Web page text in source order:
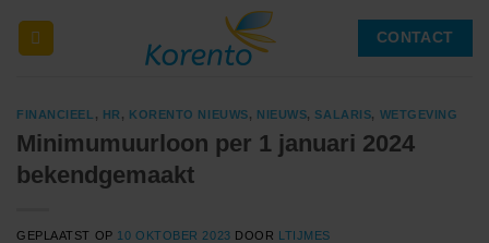
naar
CONTACT
FINANCIEEL , HR , KORENTO NIEUWS, NIEUWS, SALARIS, WETGEVING
Minimumuurloon per 1 januari 2024
bekendgemaakt
GEPLAATST OP 10 OKTOBER 2023 DOOR LTIJMES